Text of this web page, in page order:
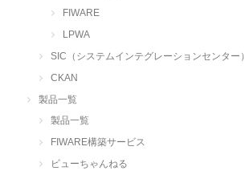
FIWARE
LPWA
SIC（システムインテグレーションセンター）
CKAN
製品一覧
製品一覧
FIWARE構築サービス
ビューちゃんねる